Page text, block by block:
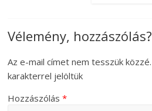
Vélemény, hozzászólás?
Az e-mail címet nem tesszük közzé.
karakterrel jelöltük
Hozzászólás*